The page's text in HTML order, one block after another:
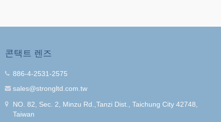
콘택트 렌즈
886-4-2531-2575
sales@strongltd.com.tw
NO. 82, Sec. 2, Minzu Rd.,Tanzi Dist., Taichung City 42748,
Taiwan